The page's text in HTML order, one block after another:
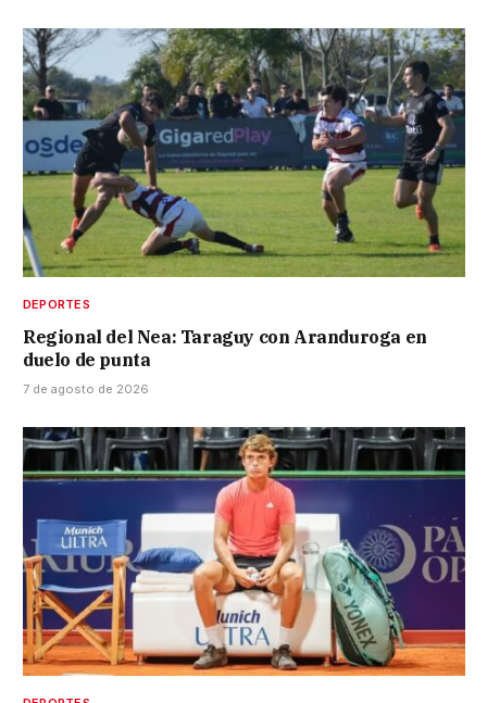
DEPORTES
Regional del Nea: Taraguy con Aranduroga en
duelo de punta
7 de agosto de 2026